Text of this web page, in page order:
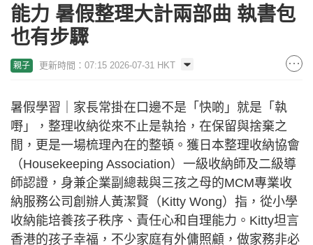
能力 暑假整理大計兩部曲 執書包
也有步驟
親子 更新時間：07:15 2026-07-31 HKT
暑假學習｜家長常掛在口邊不是「快啲」就是「執
嘢」，整理收納從來不止是執拾，在保留與捨棄之
間，更是一場梳理內在的整頓。獲日本整理收納協會
（Housekeeping Association）一級收納師及二級導
師認證，身兼企業副總裁與三孩之母的MCM專業收
納服務公司創辦人黃潔賢（Kitty Wong）指，從小學
收納能培養孩子秩序、責任心和自理能力。Kitty坦言
香港的孩子幸福，不少家庭有外傭照顧，做家務非必